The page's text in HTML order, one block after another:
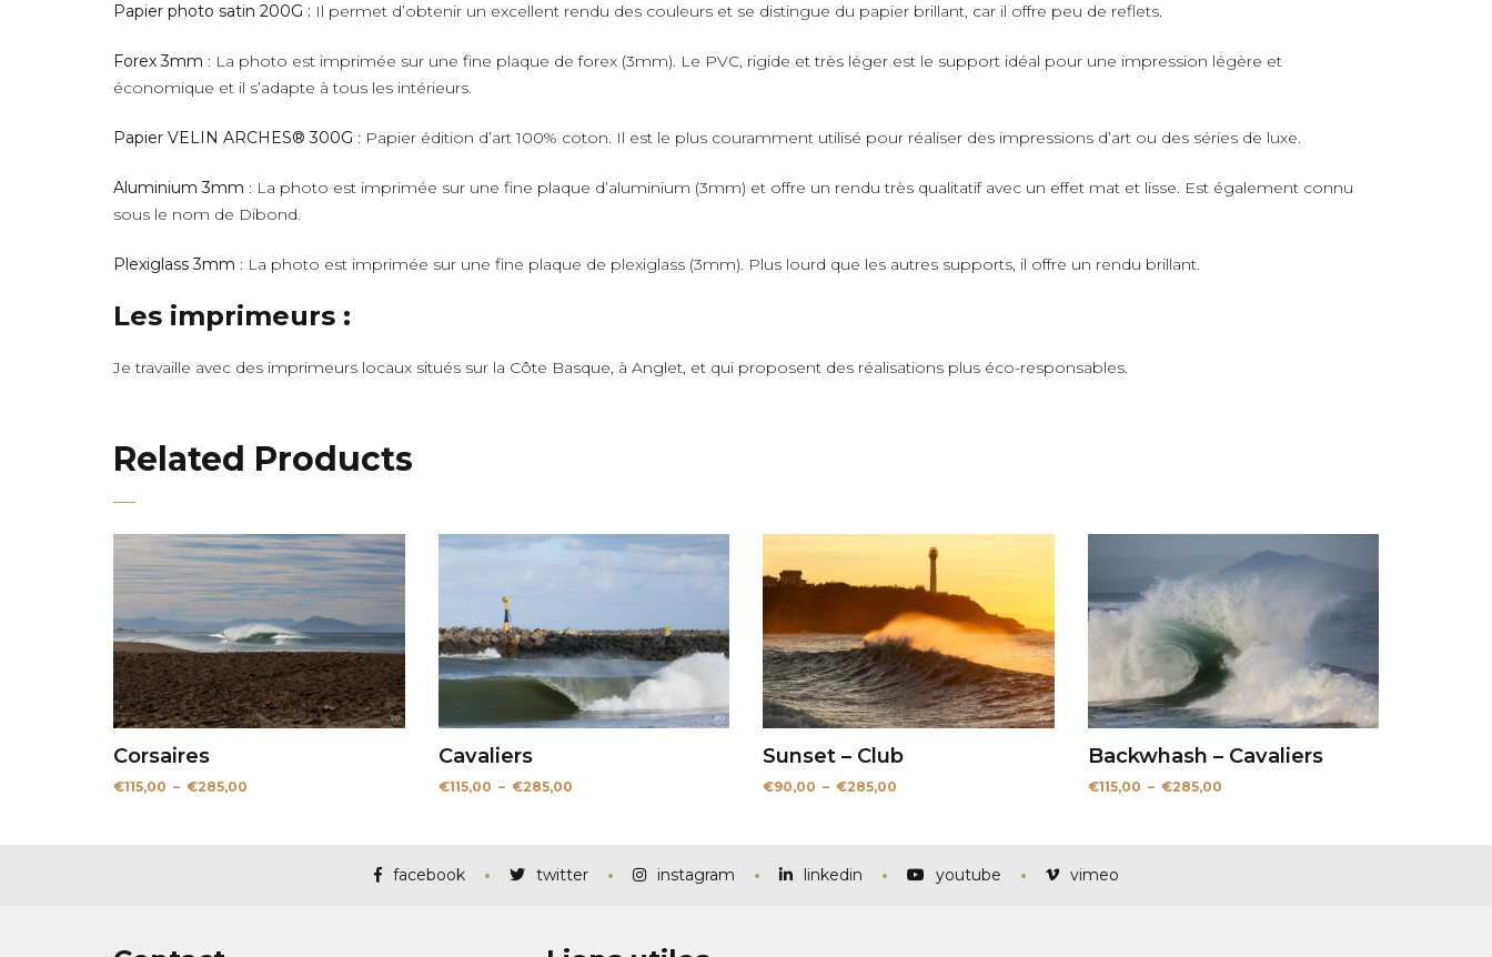
Papier photo satin 200G : Il permet d’obtenir un excellent rendu des couleurs et se distingue du papier brillant, car il offre peu de reflets.
Forex 3mm : La photo est imprimée sur une fine plaque de forex (3mm). Le PVC, rigide et très léger est le support idéal pour une impression légère et
économique et il s’adapte à tous les intérieurs.
Papier VELIN ARCHES® 300G : Papier édition d’art 100% coton. Il est le plus couramment utilisé pour réaliser des impressions d’art ou des séries de luxe.
Aluminium 3mm : La photo est imprimée sur une fine plaque d’aluminium (3mm) et offre un rendu très qualitatif avec un effet mat et lisse. Est également connu
sous le nom de Dibond.
Plexiglass 3mm : La photo est imprimée sur une fine plaque de plexiglass (3mm). Plus lourd que les autres supports, il offre un rendu brillant.
Les imprimeurs :
Je travaille avec des imprimeurs locaux situés sur la Côte Basque, à Anglet, et qui proposent des réalisations plus éco-responsables.
Related Products
Corsaires
€115,00 – €285,00
Cavaliers
€115,00 – €285,00Plage
€285,00
Sunset – Club
€90,00 – €285,00
€285,00
Backwhash – Cavaliers
€115,00 – €285,00Plage
facebook twitter instagram linkedin youtube vimeo